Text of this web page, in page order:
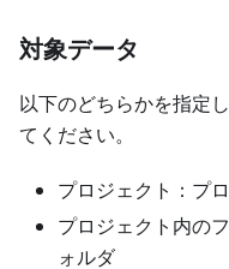
対象データ
以下のどちらかを指定
てください。
プロジェクト：プ
プロジェクト内の
ォルダ